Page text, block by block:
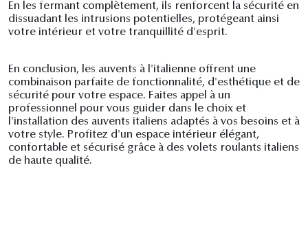
En les fermant complètement, ils renforcent la sécurité en
dissuadant les intrusions potentielles, protégeant ainsi
votre intérieur et votre tranquillité d'esprit.
En conclusion, les auvents à l'italienne offrent une
combinaison parfaite de fonctionnalité, d'esthétique et de
sécurité pour votre espace. Faites appel à un
professionnel pour vous guider dans le choix et
l'installation des auvents italiens adaptés à vos besoins et à
votre style. Profitez d'un espace intérieur élégant,
confortable et sécurisé grâce à des volets roulants italiens
de haute qualité.